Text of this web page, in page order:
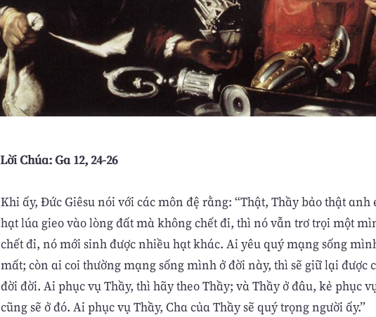
Lời Chúa: Ga 12, 24-26
Khi ấy, Đức Giêsu nói với các môn đệ rằng: “Thật, Thầy bảo thật anh
hạt lúa gieo vào lòng đất mà không chết đi, thì nó vẫn trơ trọi một
chết đi, nó mới sinh được nhiều hạt khác. Ai yêu quý mạng sống
mất; còn ai coi thường mạng sống mình ở đời này, thì sẽ giữ lại được
đời đời. Ai phục vụ Thầy, thì hãy theo Thầy; và Thầy ở đâu, kẻ phục
cũng sẽ ở đó. Ai phục vụ Thầy, Cha của Thầy sẽ quý trọng người ấy.”